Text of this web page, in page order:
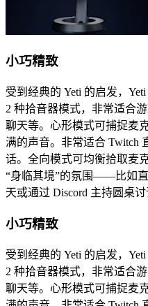
小巧精致
受到经典的 Yeti 的启发，
2 种拾音器模式，非常适合
聊天等。心形模式可捕捉麦
满的声音。非常适合 Twitch
话。全向模式可均衡拾取麦
“身临其境”的氛围——比如
天或通过 Discord 主持圆桌讨
小巧精致
受到经典的 Yeti 的启发，
2 种拾音器模式，非常适合
聊天等。心形模式可捕捉麦